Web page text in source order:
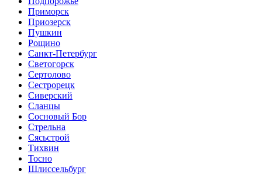
Приморск
Приозерск
Пушкин
Рощино
Санкт-Петербург
Светогорск
Сертолово
Сестрорецк
Сиверский
Сланцы
Сосновый Бор
Стрельна
Сясьстрой
Тихвин
Тосно
Шлиссельбург